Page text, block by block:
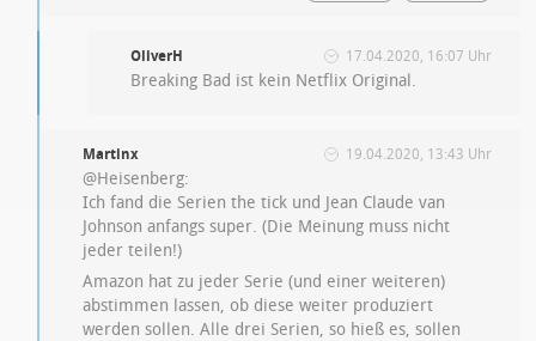
OliverH 17.04.2020, 16:07 Uhr
Breaking Bad ist kein Netflix Original.
Martinx 19.04.2020, 13:43 Uhr
@Heisenberg:
Ich fand die Serien the tick und Jean Claude van
Johnson anfangs super. (Die Meinung muss nicht
jeder teilen!)
Amazon hat zu jeder Serie (und einer weiteren)
abstimmen lassen, ob diese weiter produziert
werden sollen. Alle drei Serien, so hieß es, sollen